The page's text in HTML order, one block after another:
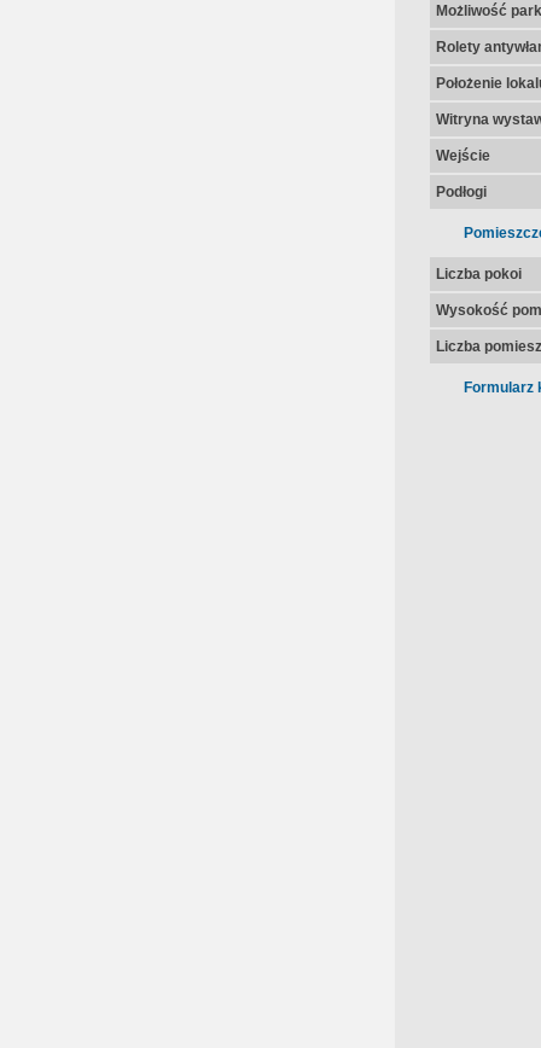
Możliwość
Rolety
Położenie
Witryna
Wejście
Podłogi
Liczba pokoi
Wysokość
Liczba
Formularz